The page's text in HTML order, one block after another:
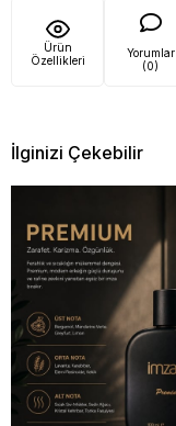
Ürün
Özellikleri
Yorumlar
(0)
İlginizi Çekebilir